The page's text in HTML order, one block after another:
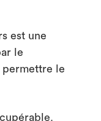
est une
le
permettre le